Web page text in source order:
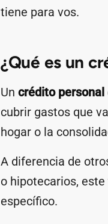
tiene para vos.
¿Qué es un
Un crédito personal
cubrir gastos que
hogar o la
A diferencia de
o hipotecarios,
específico.